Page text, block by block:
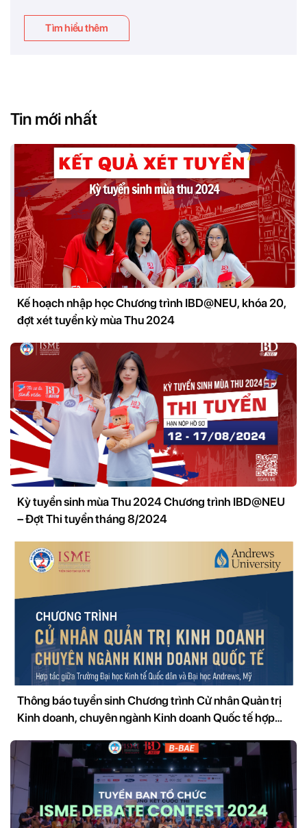
Tìm hiểu thêm
Tin mới nhất
Kế hoạch nhập học Chương trình IBD@NEU, khóa 20,
đợt xét tuyển kỳ mùa Thu 2024
Kỳ tuyển sinh mùa Thu 2024 Chương trình IBD@NEU
– Đợt Thi tuyển tháng 8/2024
Thông báo tuyển sinh Chương trình Cử nhân Quản trị
Kinh doanh, chuyên ngành Kinh doanh Quốc tế hợp